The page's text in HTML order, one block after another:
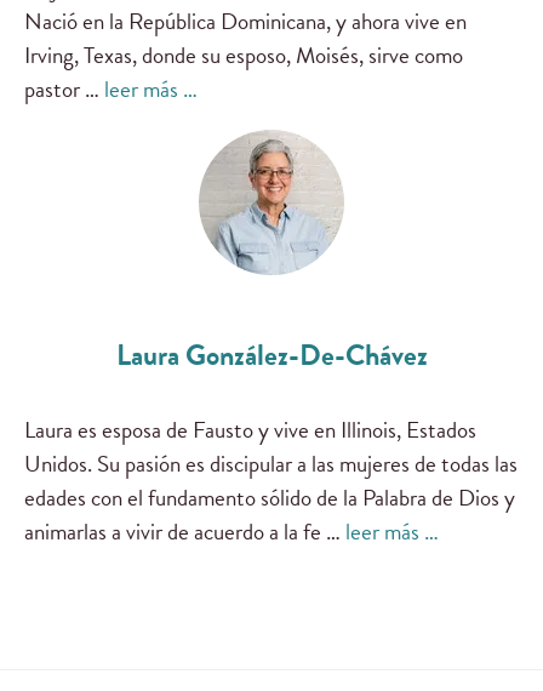
Nació en la República Dominicana, y ahora vive en
Irving, Texas, donde su esposo, Moisés, sirve como
pastor … leer más …
Laura González-De-Chávez
Laura es esposa de Fausto y vive en Illinois, Estados
Unidos. Su pasión es discipular a las mujeres de todas las
edades con el fundamento sólido de la Palabra de Dios y
animarlas a vivir de acuerdo a la fe … leer más …